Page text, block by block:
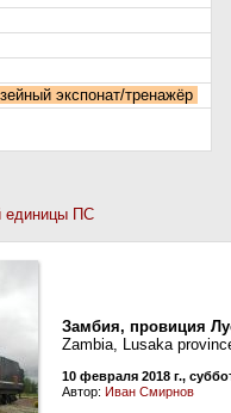
экспонат/тренажёр
единицы ПС
Замбия, провиция
Zambia, Lusaka
10 февраля 2018 г.,
Автор: Иван Смирнов